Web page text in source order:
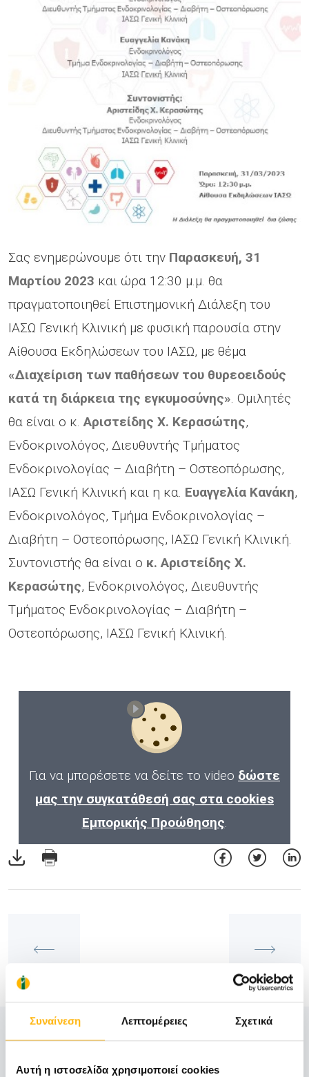
Συναίνεση Λεπτομέρειες Σχετικά
Αυτή η ιστοσελίδα χρησιμοποιεί cookies
Σας ενημερώνουμε ότι την Παρασκευή, 31
Μαρτίου 2023 και ώρα 12:30 μ.μ. θα
πραγματοποιηθεί Επιστημονική Διάλεξη του
ΙΑΣΩ Γενική Κλινική με φυσική παρουσία στην
Αίθουσα Εκδηλώσεων του ΙΑΣΩ, με θέμα
«Διαχείριση των παθήσεων του θυρεοειδούς
κατά τη διάρκεια της εγκυμοσύνης». Ομιλητές
θα είναι ο κ.Αριστείδης Χ. Κερασώτης,
Ενδοκρινολόγος, Διευθυντής Τμήματος
Ενδοκρινολογίας – Διαβήτη – Οστεοπόρωσης,
ΙΑΣΩ Γενική Κλινική και η κα. Ευαγγελία Κανάκη,
Ενδοκρινολόγος, Τμήμα Ενδοκρινολογίας –
Διαβήτη – Οστεοπόρωσης, ΙΑΣΩ Γενική Κλινική.
Συντονιστής θα είναι ο κ. Αριστείδης Χ.
Κερασώτης, Ενδοκρινολόγος, Διευθυντής
Τμήματος Ενδοκρινολογίας – Διαβήτη –
Οστεοπόρωσης, ΙΑΣΩ Γενική Κλινική.
Για να μπορέσετε να δείτε το video δώστε
μας την συγκατάθεσή σας στα cookies
Εμπορικής Προώθησης.
Δείτε Επίσης